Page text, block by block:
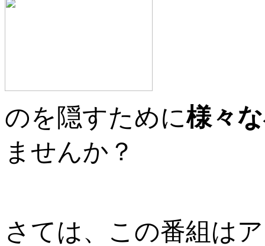
のを隠すために様々
ませんか？
さては、この番組は